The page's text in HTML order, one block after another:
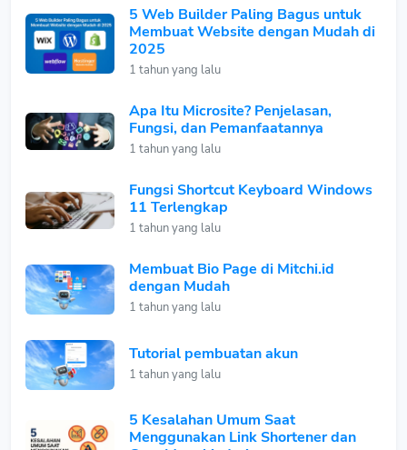
5 Web Builder Paling Bagus untuk
Membuat Website dengan Mudah di
2025
1 tahun yang lalu
Apa Itu Microsite? Penjelasan,
Fungsi, dan Pemanfaatannya
1 tahun yang lalu
Fungsi Shortcut Keyboard Windows
11 Terlengkap
1 tahun yang lalu
Membuat Bio Page di Mitchi.id
dengan Mudah
1 tahun yang lalu
Tutorial pembuatan akun
1 tahun yang lalu
5 Kesalahan Umum Saat
Menggunakan Link Shortener dan